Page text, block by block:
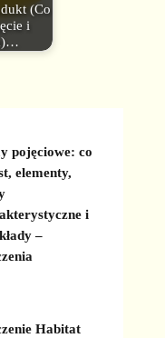
(Co
i
pojęciowe: co
elementy,
i
–
Habitat